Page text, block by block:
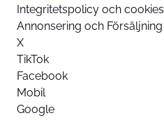
Integritetspolicy och cookies
Annonsering och Försäljning
X
TikTok
Facebook
Mobil
Google